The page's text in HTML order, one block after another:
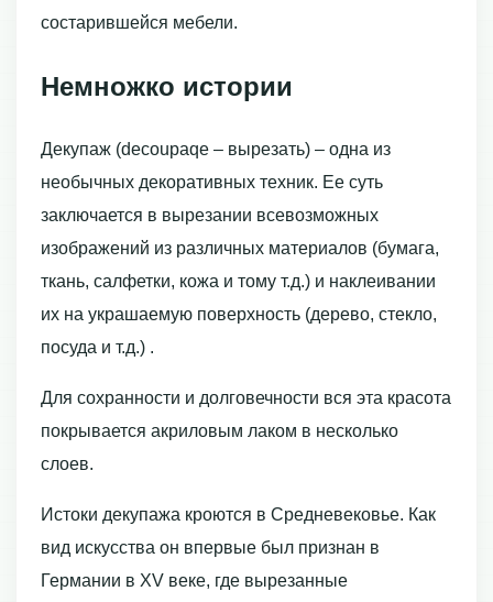
состарившейся мебели.
Немножко истории
Декупаж (decoupaqe – вырезать) – одна из
необычных декоративных техник. Ее суть
заключается в вырезании всевозможных
изображений из различных материалов (бумага,
ткань, салфетки, кожа и тому т.д.) и наклеивании
их на украшаемую поверхность (дерево, стекло,
посуда и т.д.) .
Для сохранности и долговечности вся эта красота
покрывается акриловым лаком в несколько
слоев.
Истоки декупажа кроются в Средневековье. Как
вид искусства он впервые был признан в
Германии в XV веке, где вырезанные